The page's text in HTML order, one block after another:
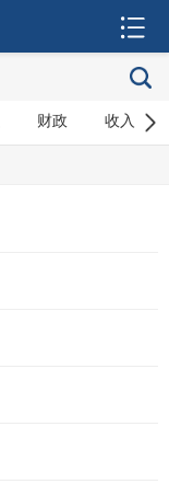
财政 收入